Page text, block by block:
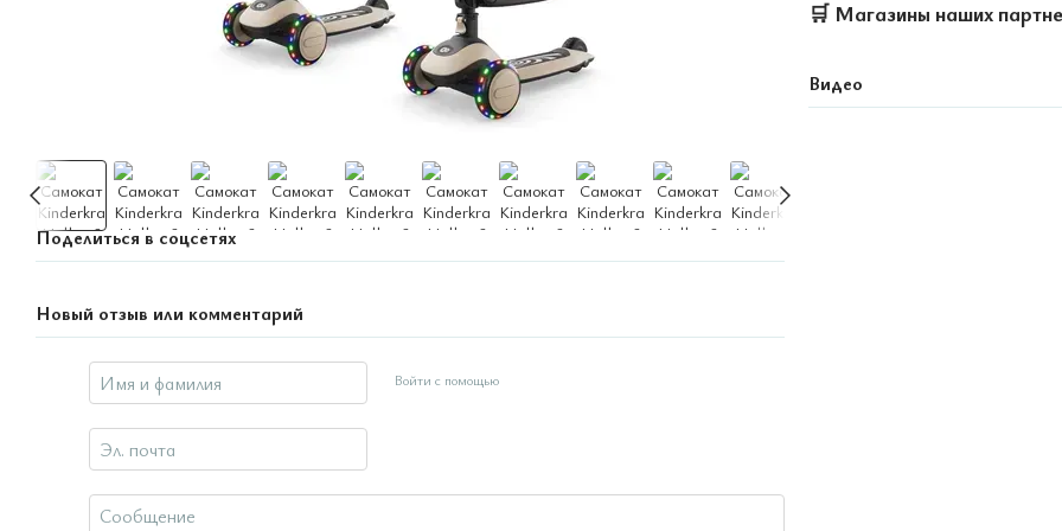
Поделиться в соцсетях
Новый отзыв или комментарий
Войти с помощью
🛒 Магазины наших
Видео